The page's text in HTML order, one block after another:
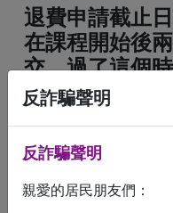
退費申請截止
在課程開始後
交。過了這個
將一律視同放
政策強調
退費申請時間
課程開始後兩
反詐騙聲明
反詐騙聲明
親愛的居民朋友們：